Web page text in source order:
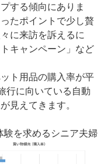
する傾向にありま
たポイントで少し贅
に来訪を訴えるに
キャンペーン」など
ト用品の購入率が平
行に向いている自動
見えてきます。
を求めるシニア夫婦